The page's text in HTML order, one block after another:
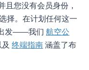
且您没有会员身份，
择。在计划任何这一
发——我们 航空公
终端指南 涵盖了布